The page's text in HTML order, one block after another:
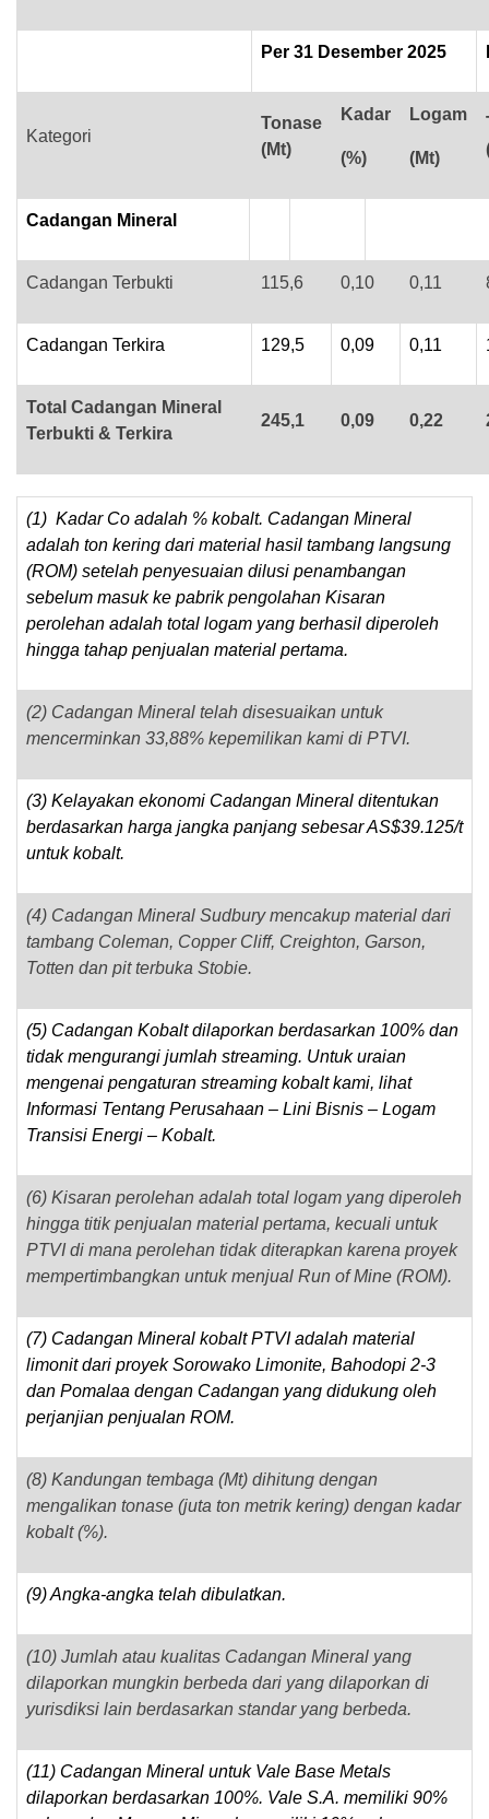
Per 31 Desember 2025
Kategori
Tonase
(Mt)
Kadar
(%)
Logam
(Mt)
Cadangan Mineral
Cadangan Terbukti 115,6 0,10 0,11
Cadangan Terkira 129,5 0,09 0,11
Total Cadangan Mineral
Terbukti & Terkira
245,1 0,09 0,22
(1) Kadar Co adalah % kobalt. Cadangan Mineral
adalah ton kering dari material hasil tambang langsung
(ROM) setelah penyesuaian dilusi penambangan
sebelum masuk ke pabrik pengolahan Kisaran
perolehan adalah total logam yang berhasil diperoleh
hingga tahap penjualan material pertama.
(2) Cadangan Mineral telah disesuaikan untuk
mencerminkan 33,88% kepemilikan kami di PTVI.
(3) Kelayakan ekonomi Cadangan Mineral ditentukan
berdasarkan harga jangka panjang sebesar AS$39.125/t
untuk kobalt.
(4) Cadangan Mineral Sudbury mencakup material dari
tambang Coleman, Copper Cliff, Creighton, Garson,
Totten dan pit terbuka Stobie.
(5) Cadangan Kobalt dilaporkan berdasarkan 100% dan
tidak mengurangi jumlah streaming. Untuk uraian
mengenai pengaturan streaming kobalt kami, lihat
Informasi Tentang Perusahaan – Lini Bisnis – Logam
Transisi Energi – Kobalt.
(6) Kisaran perolehan adalah total logam yang diperoleh
hingga titik penjualan material pertama, kecuali untuk
PTVI di mana perolehan tidak diterapkan karena proyek
mempertimbangkan untuk menjual Run of Mine (ROM).
(7) Cadangan Mineral kobalt PTVI adalah material
limonit dari proyek Sorowako Limonite, Bahodopi 2-3
dan Pomalaa dengan Cadangan yang didukung oleh
perjanjian penjualan ROM.
(8) Kandungan tembaga (Mt) dihitung dengan
mengalikan tonase (juta ton metrik kering) dengan kadar
kobalt (%).
(9) Angka-angka telah dibulatkan.
(10) Jumlah atau kualitas Cadangan Mineral yang
dilaporkan mungkin berbeda dari yang dilaporkan di
yurisdiksi lain berdasarkan standar yang berbeda.
(11) Cadangan Mineral untuk Vale Base Metals
dilaporkan berdasarkan 100%. Vale S.A. memiliki 90%